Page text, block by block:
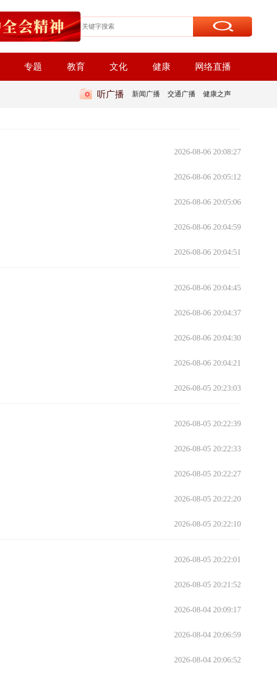
专题 教育 文化 健康 网络直播
听广播 新闻广播 交通广播 健康之声
2026-08-06 20:08:27
2026-08-06 20:05:12
2026-08-06 20:05:06
2026-08-06 20:04:59
2026-08-06 20:04:51
2026-08-06 20:04:45
2026-08-06 20:04:37
2026-08-06 20:04:30
2026-08-06 20:04:21
2026-08-05 20:23:03
2026-08-05 20:22:39
2026-08-05 20:22:33
2026-08-05 20:22:27
2026-08-05 20:22:20
2026-08-05 20:22:10
2026-08-05 20:22:01
2026-08-05 20:21:52
2026-08-04 20:09:17
2026-08-04 20:06:59
2026-08-04 20:06:52